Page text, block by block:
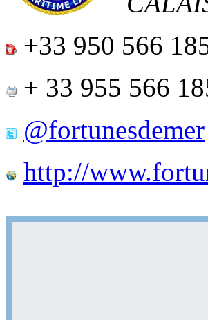
+33 950 566
+ 33 955 566
@fortunesdemer
http://